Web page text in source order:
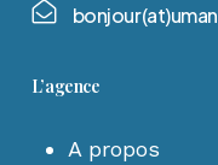
bonjour(at)uman
L’agence
A propos